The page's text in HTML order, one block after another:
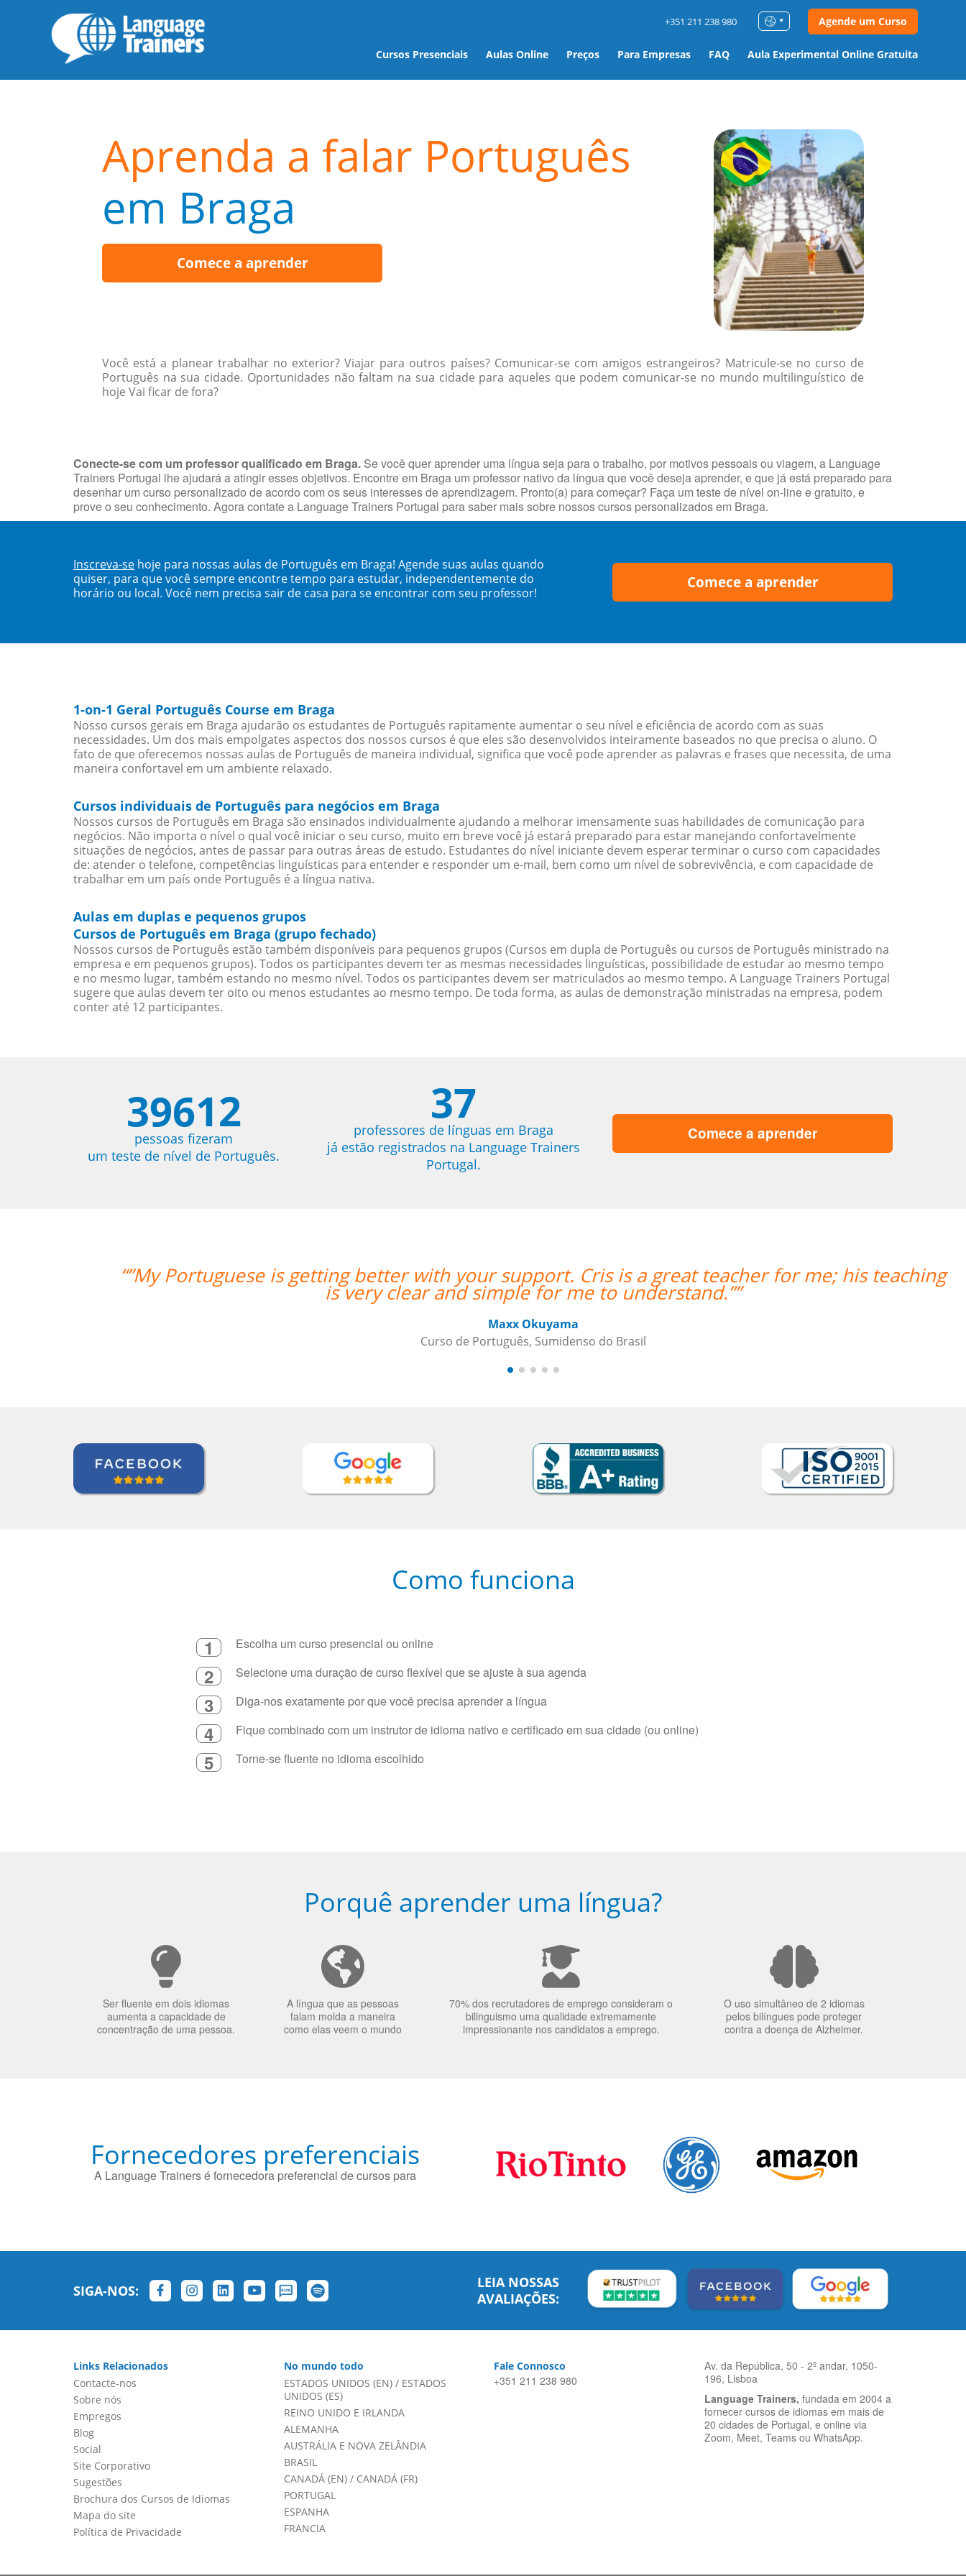
Cursos Presenciais Aulas Online Preços Para Empresas FAQ Aula Experimental Online Gratuita
+351 211 238 980 Agende um Curso
Aprenda a falar Português
em Braga
Comece a aprender
Você está a planear trabalhar no exterior? Viajar para outros países? Comunicar-se com amigos estrangeiros? Matricule-se no curso de
Português na sua cidade. Oportunidades não faltam na sua cidade para aqueles que podem comunicar-se no mundo multilinguístico de
hoje Vai ficar de fora?
Conecte-se com um professor qualificado em Braga. Se você quer aprender uma língua seja para o trabalho, por motivos pessoais ou viagem, a Language
Trainers Portugal lhe ajudará a atingir esses objetivos. Encontre em Braga um professor nativo da língua que você deseja aprender, e que já está preparado para
desenhar um curso personalizado de acordo com os seus interesses de aprendizagem. Pronto(a) para começar? Faça um teste de nível on-line e gratuito, e
prove o seu conhecimento. Agora contate a Language Trainers Portugal para saber mais sobre nossos cursos personalizados em Braga.
Inscreva-se hoje para nossas aulas de Português em Braga! Agende suas aulas quando
quiser, para que você sempre encontre tempo para estudar, independentemente do
horário ou local. Você nem precisa sair de casa para se encontrar com seu professor!
Comece a aprender
1-on-1 Geral Português Course em Braga
Nosso cursos gerais em Braga ajudarão os estudantes de Português rapitamente aumentar o seu nível e eficiência de acordo com as suas
necessidades. Um dos mais empolgates aspectos dos nossos cursos é que eles são desenvolvidos inteiramente baseados no que precisa o aluno. O
fato de que oferecemos nossas aulas de Português de maneira individual, significa que você pode aprender as palavras e frases que necessita, de uma
maneira confortavel em um ambiente relaxado.
Cursos individuais de Português para negócios em Braga
Nossos cursos de Português em Braga são ensinados individualmente ajudando a melhorar imensamente suas habilidades de comunicação para
negócios. Não importa o nível o qual você iniciar o seu curso, muito em breve você já estará preparado para estar manejando confortavelmente
situações de negócios, antes de passar para outras áreas de estudo. Estudantes do nível iniciante devem esperar terminar o curso com capacidades
de: atender o telefone, competências linguísticas para entender e responder um e-mail, bem como um nível de sobrevivência, e com capacidade de
trabalhar em um país onde Português é a língua nativa.
Aulas em duplas e pequenos grupos
Cursos de Português em Braga (grupo fechado)
Nossos cursos de Português estão também disponíveis para pequenos grupos (Cursos em dupla de Português ou cursos de Português ministrado na
empresa e em pequenos grupos). Todos os participantes devem ter as mesmas necessidades linguísticas, possibilidade de estudar ao mesmo tempo
e no mesmo lugar, também estando no mesmo nível. Todos os participantes devem ser matriculados ao mesmo tempo. A Language Trainers Portugal
sugere que aulas devem ter oito ou menos estudantes ao mesmo tempo. De toda forma, as aulas de demonstração ministradas na empresa, podem
conter até 12 participantes.
39612
pessoas fizeram
um teste de nível de Português.
37
professores de línguas em Braga
já estão registrados na Language Trainers
Portugal.
Comece a aprender
“”My Portuguese is getting better with your support. Cris is a great teacher for me; his teaching
is very clear and simple for me to understand.””
Maxx Okuyama
Curso de Português, Sumidenso do Brasil
Como funciona
1 Escolha um curso presencial ou online
2 Selecione uma duração de curso flexível que se ajuste à sua agenda
3 Diga-nos exatamente por que você precisa aprender a língua
4 Fique combinado com um instrutor de idioma nativo e certificado em sua cidade (ou online)
5 Torne-se fluente no idioma escolhido
Porquê aprender uma língua?
Ser fluente em dois idiomas
aumenta a capacidade de
concentração de uma pessoa.
A língua que as pessoas
falam molda a maneira
como elas veem o mundo
70% dos recrutadores de emprego consideram o
bilinguismo uma qualidade extremamente
impressionante nos candidatos a emprego.
O uso simultâneo de 2 idiomas
pelos bilíngues pode proteger
contra a doença de Alzheimer.
Fornecedores preferenciais
A Language Trainers é fornecedora preferencial de cursos para
SIGA-NOS:
LEIA NOSSAS
AVALIAÇÕES:
Links Relacionados
Contacte-nos
Sobre nós
Empregos
Blog
Social
Site Corporativo
Sugestões
Brochura dos Cursos de Idiomas
Mapa do site
Política de Privacidade
No mundo todo
ESTADOS UNIDOS (EN)/ ESTADOS
UNIDOS (ES)
REINO UNIDO E IRLANDA
ALEMANHA
AUSTRÁLIA E NOVA ZELÂNDIA
BRASIL
CANADÁ (EN)/ CANADÁ (FR)
PORTUGAL
ESPANHA
FRANCIA
Fale Connosco
+351 211 238 980
Av. da República, 50 - 2º andar, 1050-
196, Lisboa
Language Trainers, fundada em 2004 a
fornecer cursos de idiomas em mais de
20 cidades de Portugal, e online via
Zoom, Meet, Teams ou WhatsApp.